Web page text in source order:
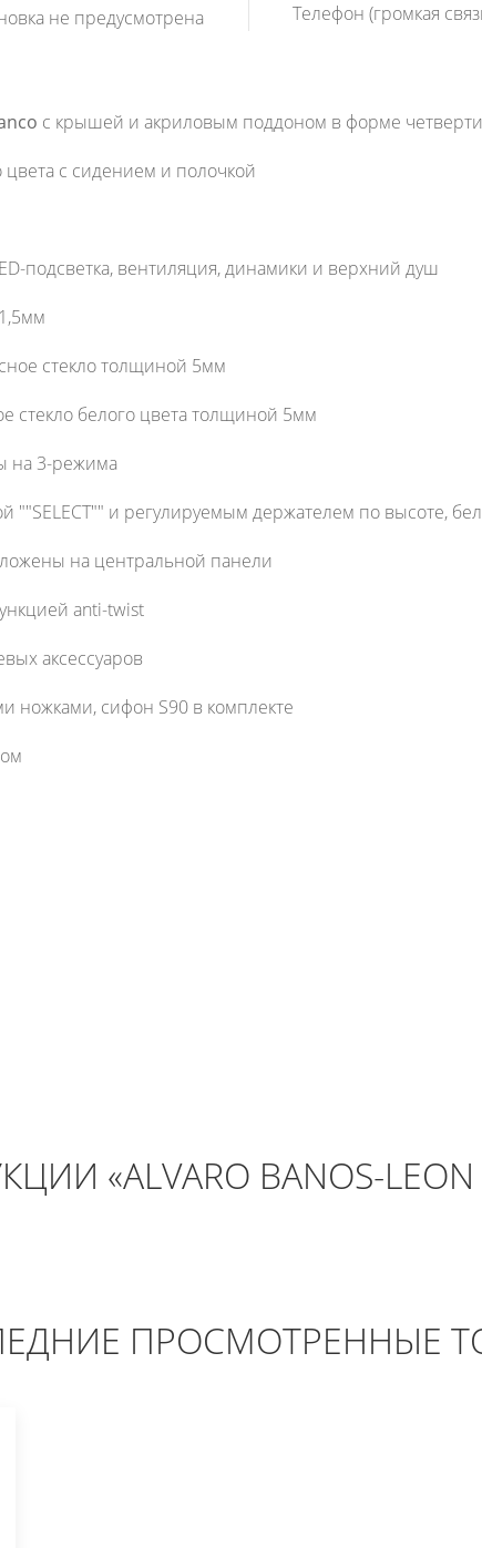
не предусмотрена
Телефон (громкая
с крышей и акриловым поддоном в форме четверти
цвета с сидением и полочкой
подсветка, вентиляция, динамики и верхний душ
стекло толщиной 5мм
стекло белого цвета толщиной 5мм
на 3-режима
""SELECT"" и регулируемым держателем по высоте,
на центральной панели
anti-twist
аксессуаров
ножками, сифон S90 в комплекте
«ALVARO BANOS-LEON
ПРОСМОТРЕННЫЕ